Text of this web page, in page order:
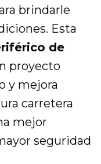
brindarle
Esta
de
proyecto
y mejora
carretera
mejor
seguridad